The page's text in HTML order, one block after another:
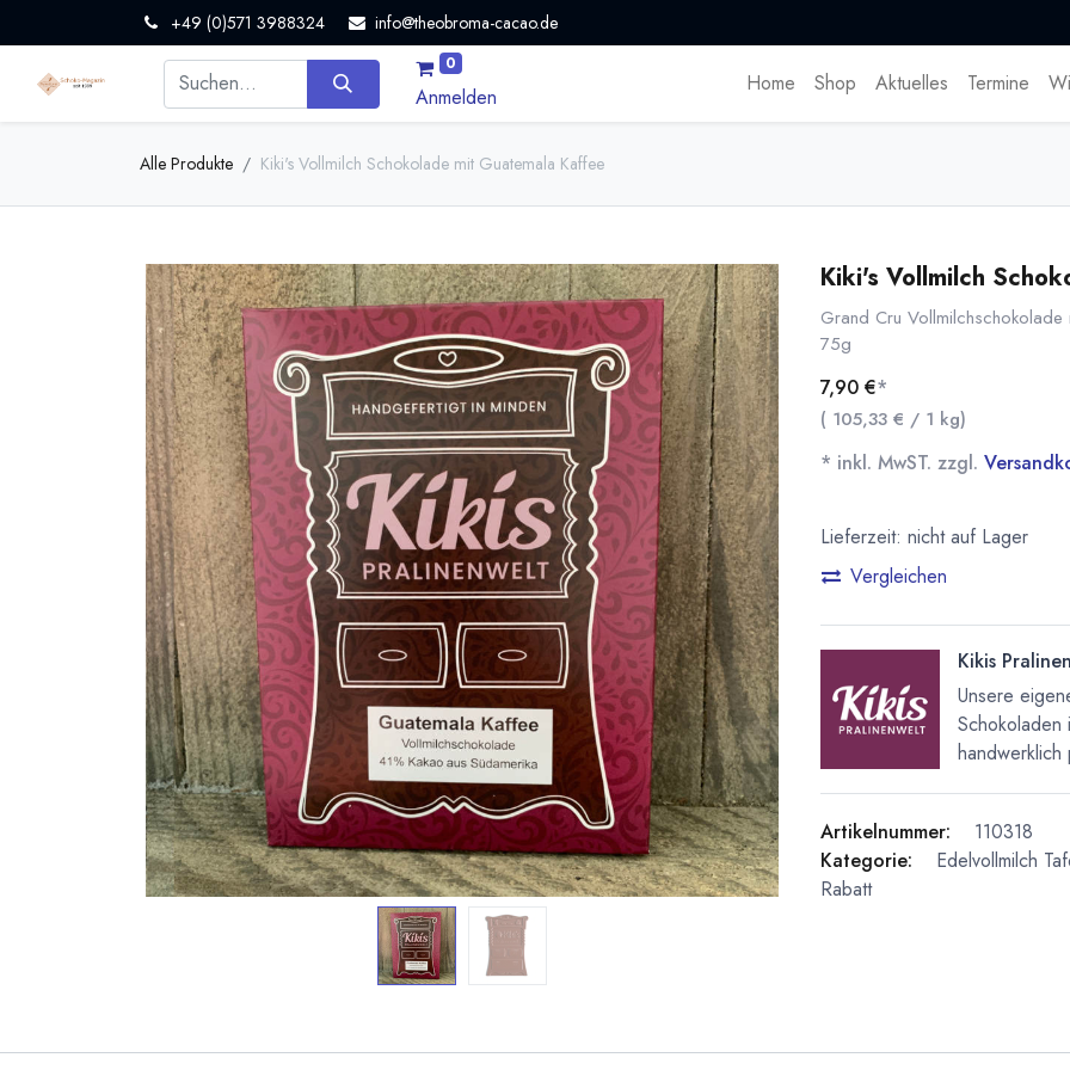
+49 (0)571 3988324 info@theobroma-cacao.de
0
Anmelden
Home Shop Aktuelles Termine
Alle Produkte Kiki's Vollmilch Schokolade mit Guatemala Kaffee
Kiki's Vollmilch
Grand Cru Vollmilchschokolade
75g
7,90 €*
( 105,33 € / 1 kg)
* inkl. MwST. zzgl.
Lieferzeit: nicht auf Lager
Vergleichen
Kikis
Unsere
handwerklich
Artikelnummer:
110318
Kategorie:
Edelvollmilch
Rabatt